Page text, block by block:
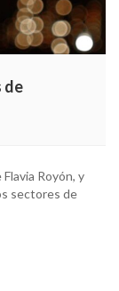
de
Royón, y
sectores de